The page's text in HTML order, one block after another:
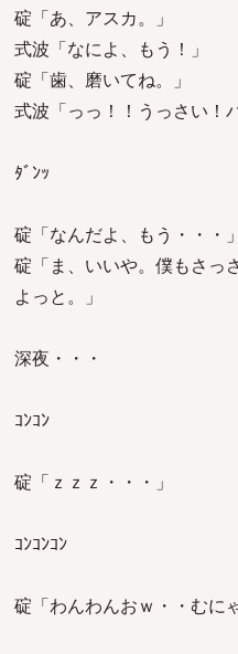
碇「あ、アスカ。」
式波「なによ、もう！」
碇「歯、磨いてね。」
式波「っっ！！うっさい！
ﾀﾞﾝｯ
碇「なんだよ、もう・・・」
碇「ま、いいや。僕もさっ
よっと。」
深夜・・・
ｺﾝｺﾝ
碇「ｚｚｚ・・・」
ｺﾝｺﾝｺﾝ
碇「わんわんおｗ・・むに